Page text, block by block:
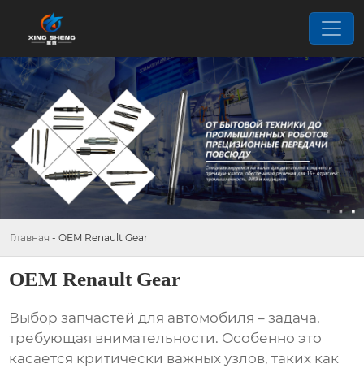
Главная - OEM Renault Gear
OEM Renault Gear
Выбор запчастей для автомобиля – задача,
требующая внимательности. Особенно это
касается критически важных узлов, таких как